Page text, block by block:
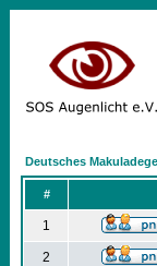
Deutsches
#
1
2